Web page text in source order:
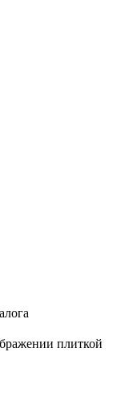
плиткой